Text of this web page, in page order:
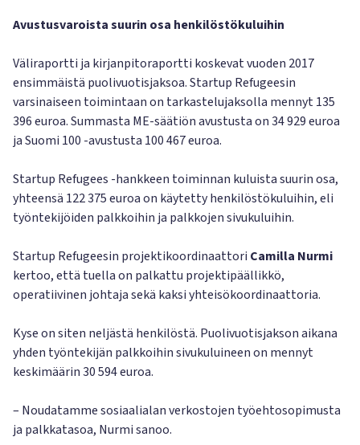
Avustusvaroista suurin osa henkilöstökuluihin
Väliraportti ja kirjanpitoraportti koskevat vuoden 2017
ensimmäistä puolivuotisjaksoa. Startup Refugeesin
varsinaiseen toimintaan on tarkastelujaksolla mennyt 135
396 euroa. Summasta ME-säätiön avustusta on 34 929 euroa
ja Suomi 100 -avustusta 100 467 euroa.
Startup Refugees -hankkeen toiminnan kuluista suurin osa,
yhteensä 122 375 euroa on käytetty henkilöstökuluihin, eli
työntekijöiden palkkoihin ja palkkojen sivukuluihin.
Startup Refugeesin projektikoordinaattori Camilla Nurmi
kertoo, että tuella on palkattu projektipäällikkö,
operatiivinen johtaja sekä kaksi yhteisökoordinaattoria.
Kyse on siten neljästä henkilöstä. Puolivuotisjakson aikana
yhden työntekijän palkkoihin sivukuluineen on mennyt
keskimäärin 30 594 euroa.
– Noudatamme sosiaalialan verkostojen työehtosopimusta
ja palkkatasoa, Nurmi sanoo.